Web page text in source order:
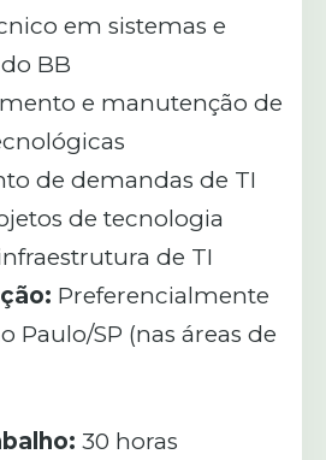
em sistemas e
BB
e manutenção de
de demandas de TI
de tecnologia
de TI
Preferencialmente
Paulo/SP (nas áreas de
30 horas